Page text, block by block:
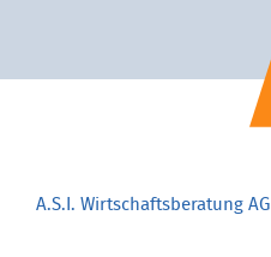
A.S.I. Wirtschaftsberatung AG